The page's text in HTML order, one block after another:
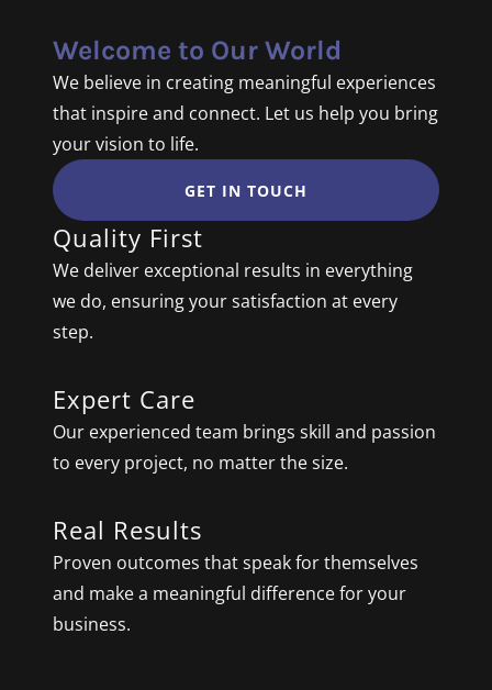
Welcome to Our World
We believe in creating meaningful experiences
that inspire and connect. Let us help you bring
your vision to life.
GET IN TOUCH
Quality First
We deliver exceptional results in everything
we do, ensuring your satisfaction at every
step.
Expert Care
Our experienced team brings skill and passion
to every project, no matter the size.
Real Results
Proven outcomes that speak for themselves
and make a meaningful difference for your
business.